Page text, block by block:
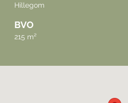
Hillegom
BVO
215 m²